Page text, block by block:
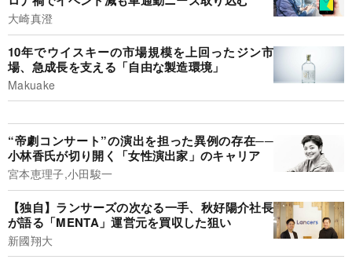
大崎真澄
10年でウイスキーの市場規模を上回ったジン市
場、急成長を支える「自由な製造環境」
Makuake
“帝劇コンサート”の演出を担った異例の存在──
小林香氏が切り開く「女性演出家」のキャリア
宮本恵理子,小田駿一
【独自】ランサーズの次なる一手、秋好陽介社長
が語る「MENTA」運営元を買収した狙い
新國翔大